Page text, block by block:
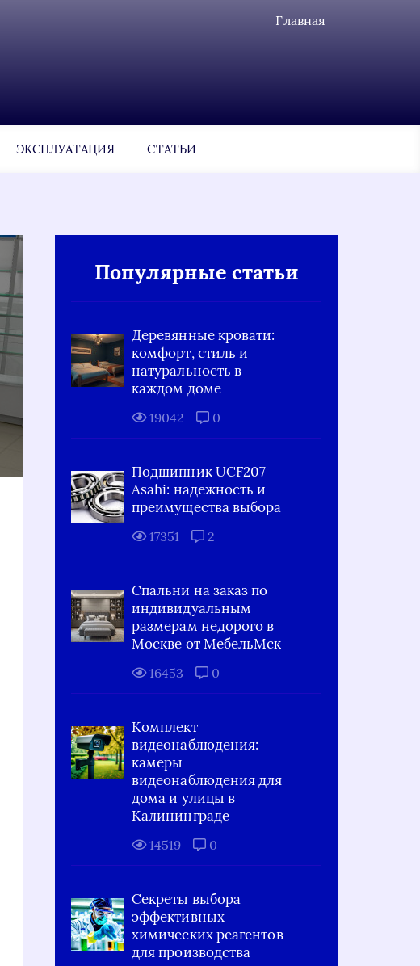
Главная
ЭКСПЛУАТАЦИЯ СТАТЬИ
Популярные статьи
Деревянные кровати:
комфорт, стиль и
натуральность в
каждом доме
19042 0
Подшипник UCF207
Asahi: надежность и
преимущества выбора
17351 2
Спальни на заказ по
индивидуальным
размерам недорого в
Москве от МебельМск
16453 0
Комплект
видеонаблюдения:
камеры
видеонаблюдения для
дома и улицы в
Калининграде
14519 0
Секреты выбора
эффективных
химических реагентов
для производства